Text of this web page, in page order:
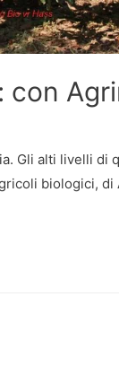
Gli alti livelli
biologici,